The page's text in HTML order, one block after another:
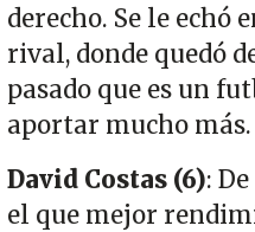
derecho. Se le echó
rival, donde quedó
pasado que es un
aportar mucho más.
David Costas (6):
el que mejor